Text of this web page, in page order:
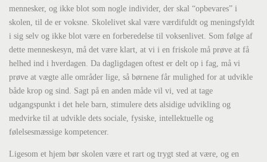
mennesker, og ikke blot som nogle individer, der skal “opbevares” i
skolen, til de er voksne. Skolelivet skal være værdifuldt og meningsfyldt
i sig selv og ikke blot være en forberedelse til voksenlivet. Som følge af
dette menneskesyn, må det være klart, at vi i en friskole må prøve at få
helhed ind i hverdagen. Da dagligdagen oftest er delt op i fag, må vi
prøve at vægte alle områder lige, så børnene får mulighed for at udvikle
både krop og sind. Sagt på en anden måde vil vi, ved at tage
udgangspunkt i det hele barn, stimulere dets alsidige udvikling og
medvirke til at udvikle dets sociale, fysiske, intellektuelle og
følelsesmæssige kompetencer.
Ligesom et hjem bør skolen være et rart og trygt sted at være, og en